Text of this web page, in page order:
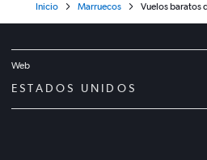
Inicio Marruecos Vuelos baratos
Web
ESTADOS UNIDOS